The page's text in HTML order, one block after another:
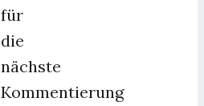
für
die
nächste
Kommentierung